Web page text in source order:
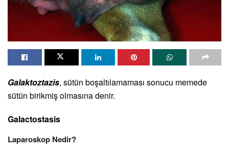
Galaktoztazis, sütün boşaltılamaması sonucu memede
sütün birikmiş olmasına denir.
Galactostasis
Laparoskop Nedir?